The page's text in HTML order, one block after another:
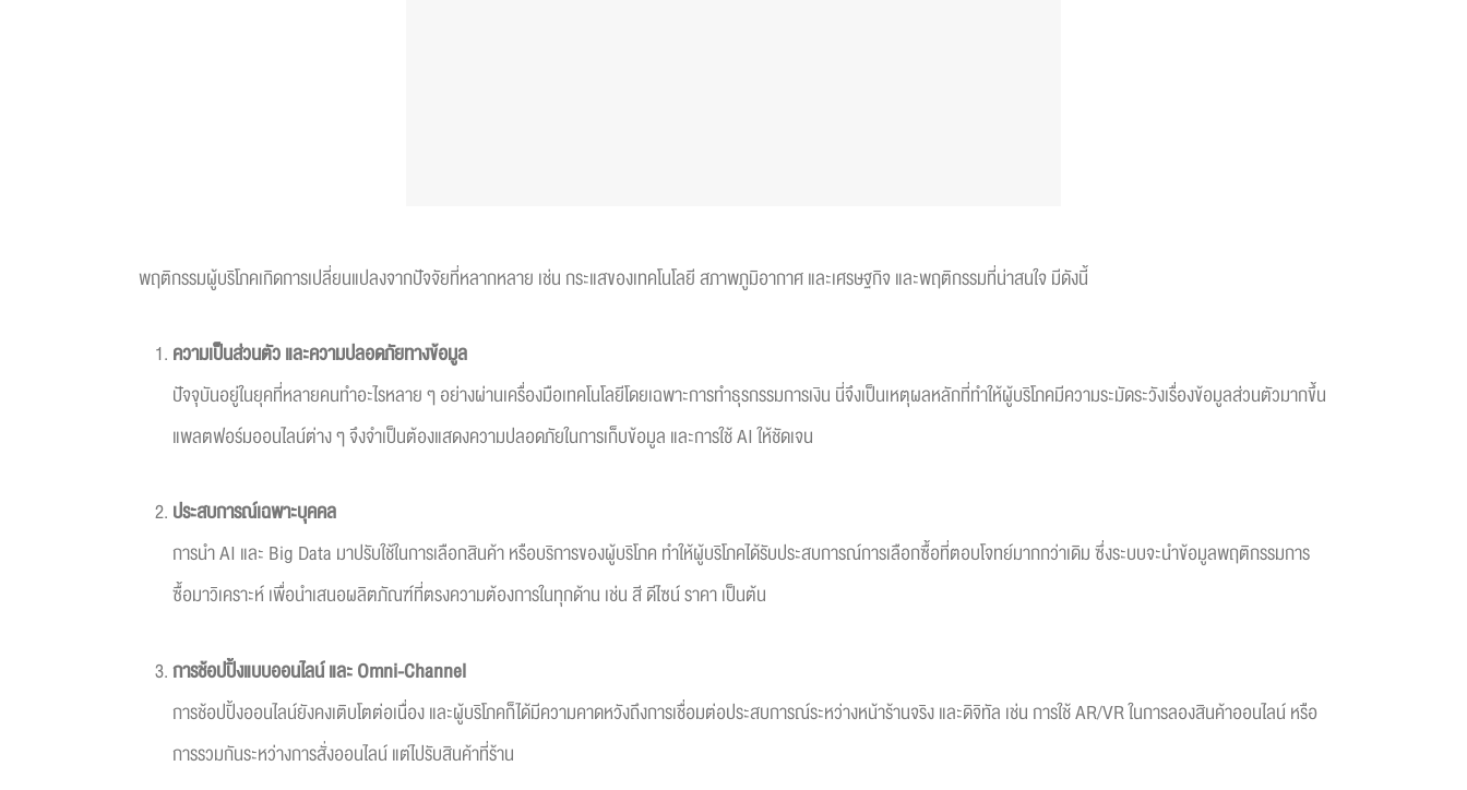
พฤติกรรมผู้บริโภคเกิดการเปลี่ยนแปลงจากปัจจัยที่หลากหลาย เช่น กระแสของเทคโนโลยี สภาพภูมิอากาศ และเศรษฐกิจ และพฤติกรรมที่น่าสนใจ มีดังนี้
ความเป็นส่วนตัว และความปลอดภัยทางข้อมูล
ปัจจุบันอยู่ในยุคที่หลายคนทำอะไรหลาย ๆ อย่างผ่านเครื่องมือเทคโนโลยีโดยเฉพาะการทำธุรกรรมการเงิน นี่จึงเป็นเหตุผลหลักที่ทำให้ผู้บริโภคมีความระมัดระวังเรื่องข้อมูลส่วนตัวมากขึ้น
แพลตฟอร์มออนไลน์ต่าง ๆ จึงจำเป็นต้องแสดงความปลอดภัยในการเก็บข้อมูล และการใช้ AI ให้ชัดเจน
ประสบการณ์เฉพาะบุคคล
การนำ AI และ Big Data มาปรับใช้ในการเลือกสินค้า หรือบริการของผู้บริโภค ทำให้ผู้บริโภคได้รับประสบการณ์การเลือกซื้อที่ตอบโจทย์มากกว่าเดิม ซึ่งระบบจะนำข้อมูลพฤติกรรมการ
ซื้อมาวิเคราะห์ เพื่อนำเสนอผลิตภัณฑ์ที่ตรงความต้องการในทุกด้าน เช่น สี ดีไซน์ ราคา เป็นต้น
การช้อปปิ้งแบบออนไลน์ และOmni-Channel
การช้อปปิ้งออนไลน์ยังคงเติบโตต่อเนื่อง และผู้บริโภคก็ได้มีความคาดหวังถึงการเชื่อมต่อประสบการณ์ระหว่างหน้าร้านจริง และดิจิทัล เช่น การใช้ AR/VR ในการลองสินค้าออนไลน์ หรือ
การรวมกันระหว่างการสั่งออนไลน์ แต่ไปรับสินค้าที่ร้าน